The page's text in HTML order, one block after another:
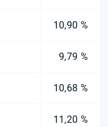
10,90 %
9,79 %
10,68 %
11,20 %